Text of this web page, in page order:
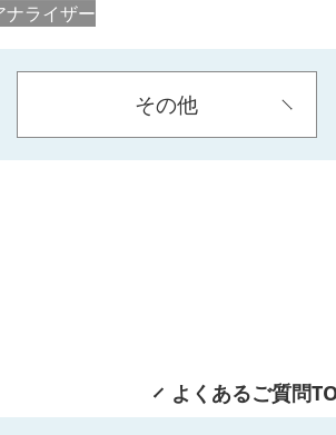
その他
ナライザー
よくあるご質問